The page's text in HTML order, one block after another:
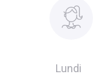
Lundi